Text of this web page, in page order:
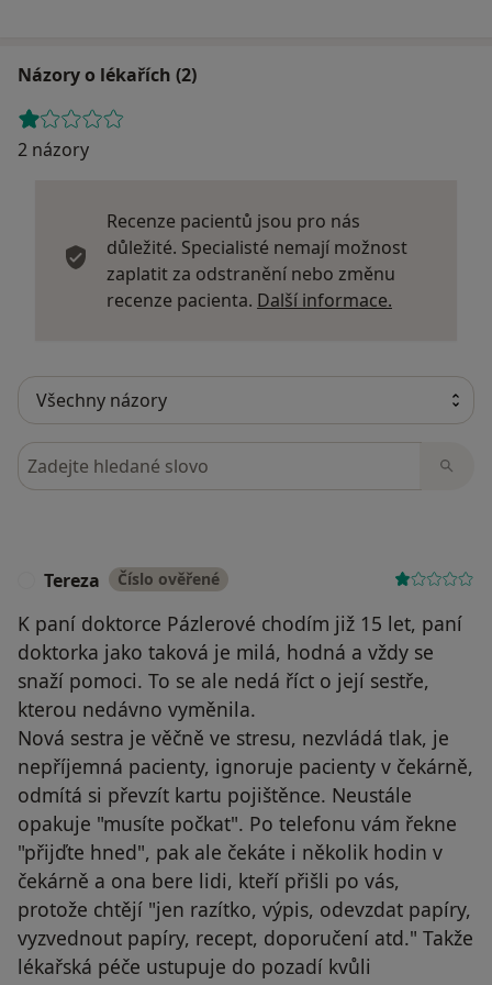
Názory o lékařích (2)
2 názory
Recenze pacientů jsou pro nás
důležité. Specialisté nemají možnost
zaplatit za odstranění nebo změnu
recenze pacienta. Další informace.
Hledejte v názorech
Tereza Číslo ověřené
K paní doktorce Pázlerové chodím již 15 let, paní
doktorka jako taková je milá, hodná a vždy se
snaží pomoci. To se ale nedá říct o její sestře,
kterou nedávno vyměnila.
Nová sestra je věčně ve stresu, nezvládá tlak, je
nepříjemná pacienty, ignoruje pacienty v čekárně,
odmítá si převzít kartu pojištěnce. Neustále
opakuje "musíte počkat". Po telefonu vám řekne
"přijďte hned", pak ale čekáte i několik hodin v
čekárně a ona bere lidi, kteří přišli po vás,
protože chtějí "jen razítko, výpis, odevzdat papíry,
vyzvednout papíry, recept, doporučení atd." Takže
lékařská péče ustupuje do pozadí kvůli